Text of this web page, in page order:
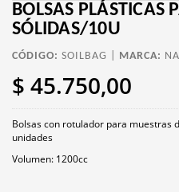
BOLSAS PLÁSTICAS
SÓLIDAS/10U
CÓDIGO: SOILBAG | MARCA:
$ 45.750,00
Bolsas con rotulador para muestras
unidades
Volumen: 1200cc